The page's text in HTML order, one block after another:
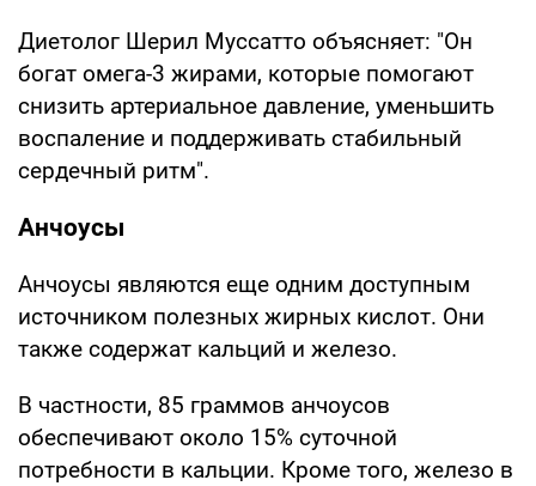
Диетолог Шерил Муссатто объясняет: "Он
богат омега-3 жирами, которые помогают
снизить артериальное давление, уменьшить
воспаление и поддерживать стабильный
сердечный ритм".
Анчоусы
Анчоусы являются еще одним доступным
источником полезных жирных кислот. Они
также содержат кальций и железо.
В частности, 85 граммов анчоусов
обеспечивают около 15% суточной
потребности в кальции. Кроме того, железо в